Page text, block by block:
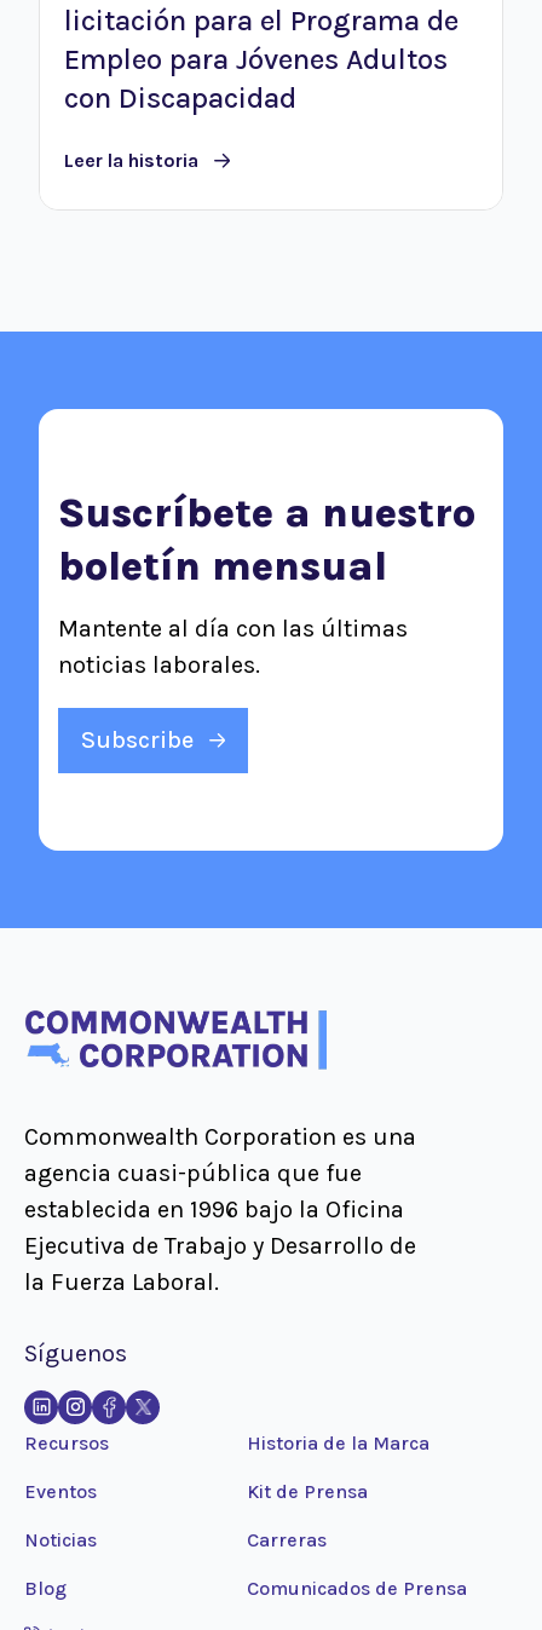
licitación para el Programa de
Empleo para Jóvenes Adultos
con Discapacidad
Leer la historia
Suscríbete a nuestro
boletín mensual
Mantente al día con las últimas
noticias laborales.
Subscribe
Commonwealth Corporation es una
agencia cuasi-pública que fue
establecida en 1996 bajo la Oficina
Ejecutiva de Trabajo y Desarrollo de
la Fuerza Laboral.
Síguenos
Recursos
Eventos
Noticias
Blog
Historia de la Marca
Kit de Prensa
Carreras
Comunicados de Prensa